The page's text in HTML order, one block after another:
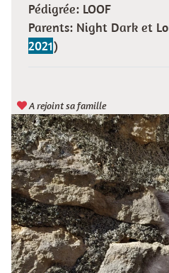
Pédigrée: LOOF
Parents: Night Dark et
2021)
A rejoint sa famille